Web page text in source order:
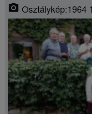
photo_camera Osztálykép:1964